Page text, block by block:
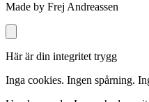
Made by Frej Andreassen
Här är din integritet trygg
Inga cookies. Ingen spårning.